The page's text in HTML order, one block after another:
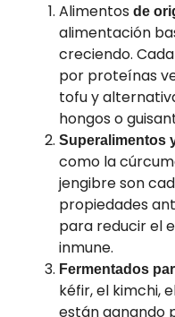
Alimentos de
alimentación
creciendo.
por proteínas
tofu y
hongos o
Superalimentos
como la
jengibre son
propiedades
para reducir el
inmune.
Fermentados
kéfir, el kimchi,
están ganando